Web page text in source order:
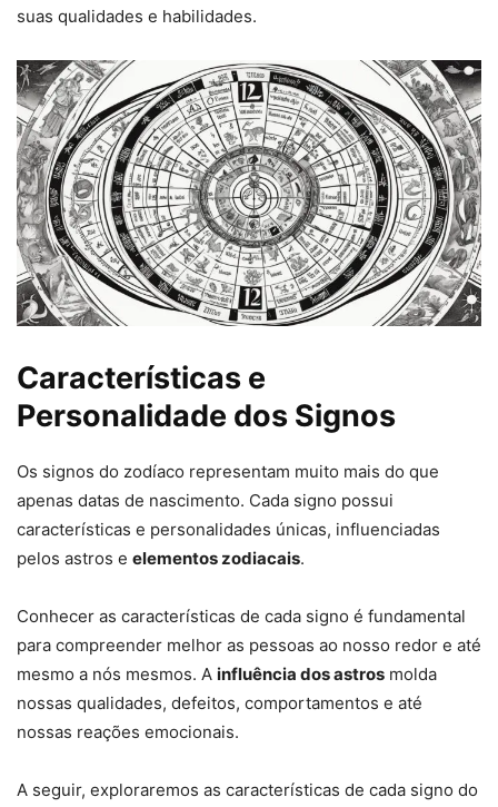
suas qualidades e habilidades.
Características e
Personalidade dos Signos
Os signos do zodíaco representam muito mais do que
apenas datas de nascimento. Cada signo possui
características e personalidades únicas, influenciadas
pelos astros e elementos zodiacais.
Conhecer as características de cada signo é fundamental
para compreender melhor as pessoas ao nosso redor e até
mesmo a nós mesmos. A influência dos astros molda
nossas qualidades, defeitos, comportamentos e até
nossas reações emocionais.
A seguir, exploraremos as características de cada signo do